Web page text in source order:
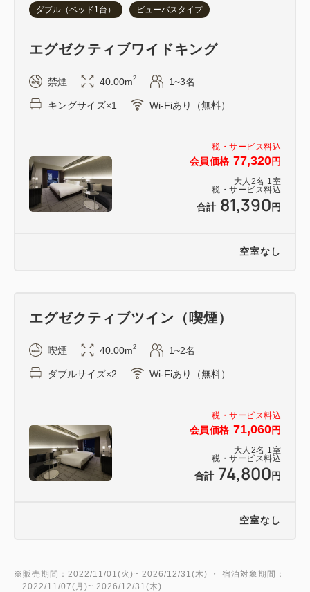
税・サービス料込
会員価格 77,320円
大人 2名 1 室
税・サービス料込
合計 81,390円
ダブル（ベッド1台） ビューバスタイプ
エグゼクティブワイドキング
禁煙 40.00m2 1~3名
キングサイズ×1 Wi-Fiあり（無料）
空室なし
税・サービス料込
会員価格 71,060円
大人 2名 1 室
税・サービス料込
合計 74,800円
エグゼクティブツイン（喫煙）
喫煙 40.00m2 1~2名
ダブルサイズ×2 Wi-Fiあり（無料）
空室なし
※販売期間：2022/11/01(火)~ 2026/12/31(木) ・ 宿泊対象期間：
2022/11/07(月)~ 2026/12/31(木)